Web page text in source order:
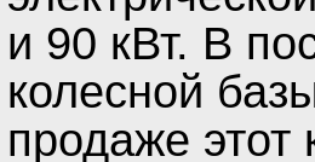
и 90 кВт. В
колесной
продаже этот